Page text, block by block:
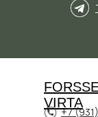
VIRTA
+7